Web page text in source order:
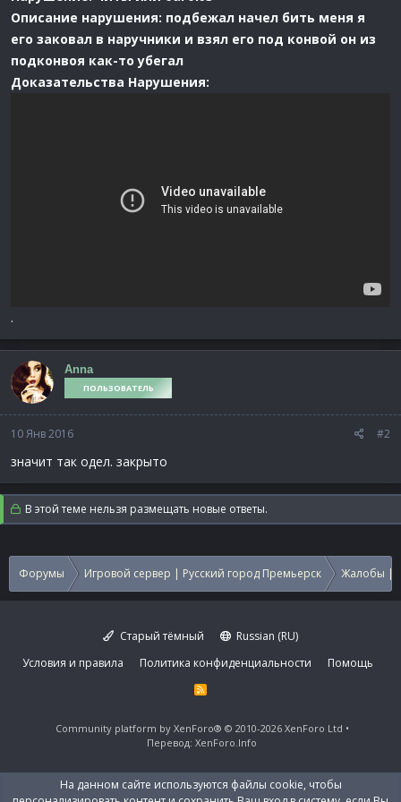
Описание нарушения: подбежал начел бить меня я
его заковал в наручники и взял его под конвой он из
подконвоя как-то убегал
Доказательства Нарушения:
.
Anna
ПОЛЬЗОВАТЕЛЬ
10 Янв 2016 #2
значит так одел. закрыто
В этой теме нельзя размещать новые ответы.
Форумы Игровой сервер | Русский город Премьерск Жалобы |
Старый тёмный
Russian (RU)
Условия и правила
Политика конфиденциальности Помощь
R
Community platform by XenForo® © 2010-2026 XenForo Ltd
Перевод: XenForo.Info
На данном сайте используются файлы cookie, чтобы